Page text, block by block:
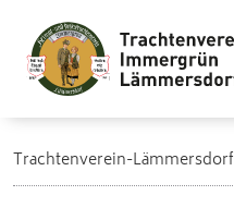
Trachtenverein-Lämmersdorf